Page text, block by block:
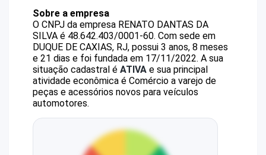
Sobre a empresa
O CNPJ da empresa RENATO DANTAS DA
SILVA é 48.642.403/0001-60. Com sede em
DUQUE DE CAXIAS, RJ, possui 3 anos, 8 meses
e 21 dias e foi fundada em 17/11/2022. A sua
situação cadastral é ATIVA e sua principal
atividade econômica é Comércio a varejo de
peças e acessórios novos para veículos
automotores.